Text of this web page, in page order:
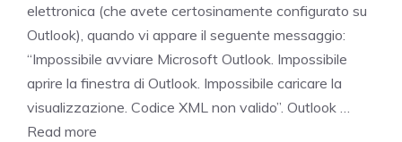
elettronica (che avete certosinamente configurato su
Outlook), quando vi appare il seguente messaggio:
“Impossibile avviare Microsoft Outlook. Impossibile
aprire la finestra di Outlook. Impossibile caricare la
visualizzazione. Codice XML non valido”. Outlook …
Read more